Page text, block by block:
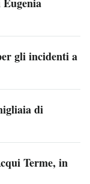
gli incidenti a
di
Terme, in